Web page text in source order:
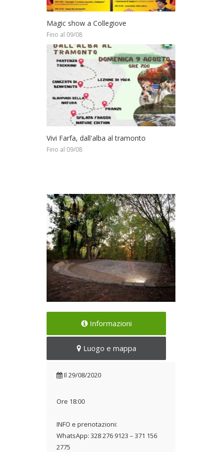
Magic show a Collegiove
Fino al 09/08
Vivi Farfa, dall'alba al tramonto
Fino al 09/08
Una serata tra le istallazioni
Il 29/08/2020
Informazioni
Luogo e mappa
Il 29/08/2020
Ore 18:00
INFO e prenotazioni:
WhatsApp: 328 276 9123 – 371 156
2775